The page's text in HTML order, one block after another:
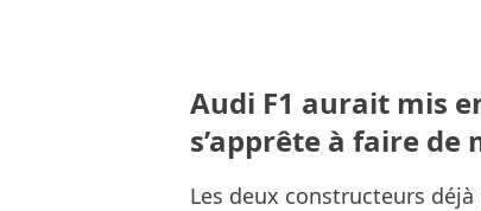
Audi F1 aurait mis
s’apprête à faire de
Les deux constructeurs déjà